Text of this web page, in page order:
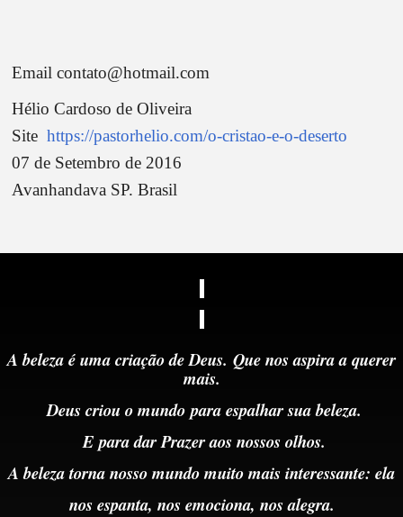
Email contato@hotmail.com
Hélio Cardoso de Oliveira
Sitehttps://pastorhelio.com/o-cristao-e-o-deserto
07 de Setembro de 2016
Avanhandava SP. Brasil
A beleza é uma criação de Deus. Que nos aspira a querer
mais.
Deus criou o mundoparaespalhar sua beleza.
Epara dar Prazer aos nossos olhos.
A beleza torna nosso mundo muito mais interessante: ela
nos espanta, nos emociona, nos alegra.